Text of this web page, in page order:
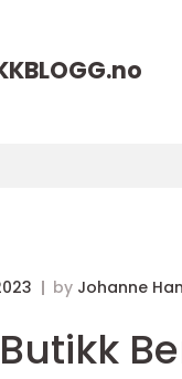
no
by Johanne